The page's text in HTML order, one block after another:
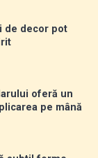
de decor pot
oferă un
pe mână